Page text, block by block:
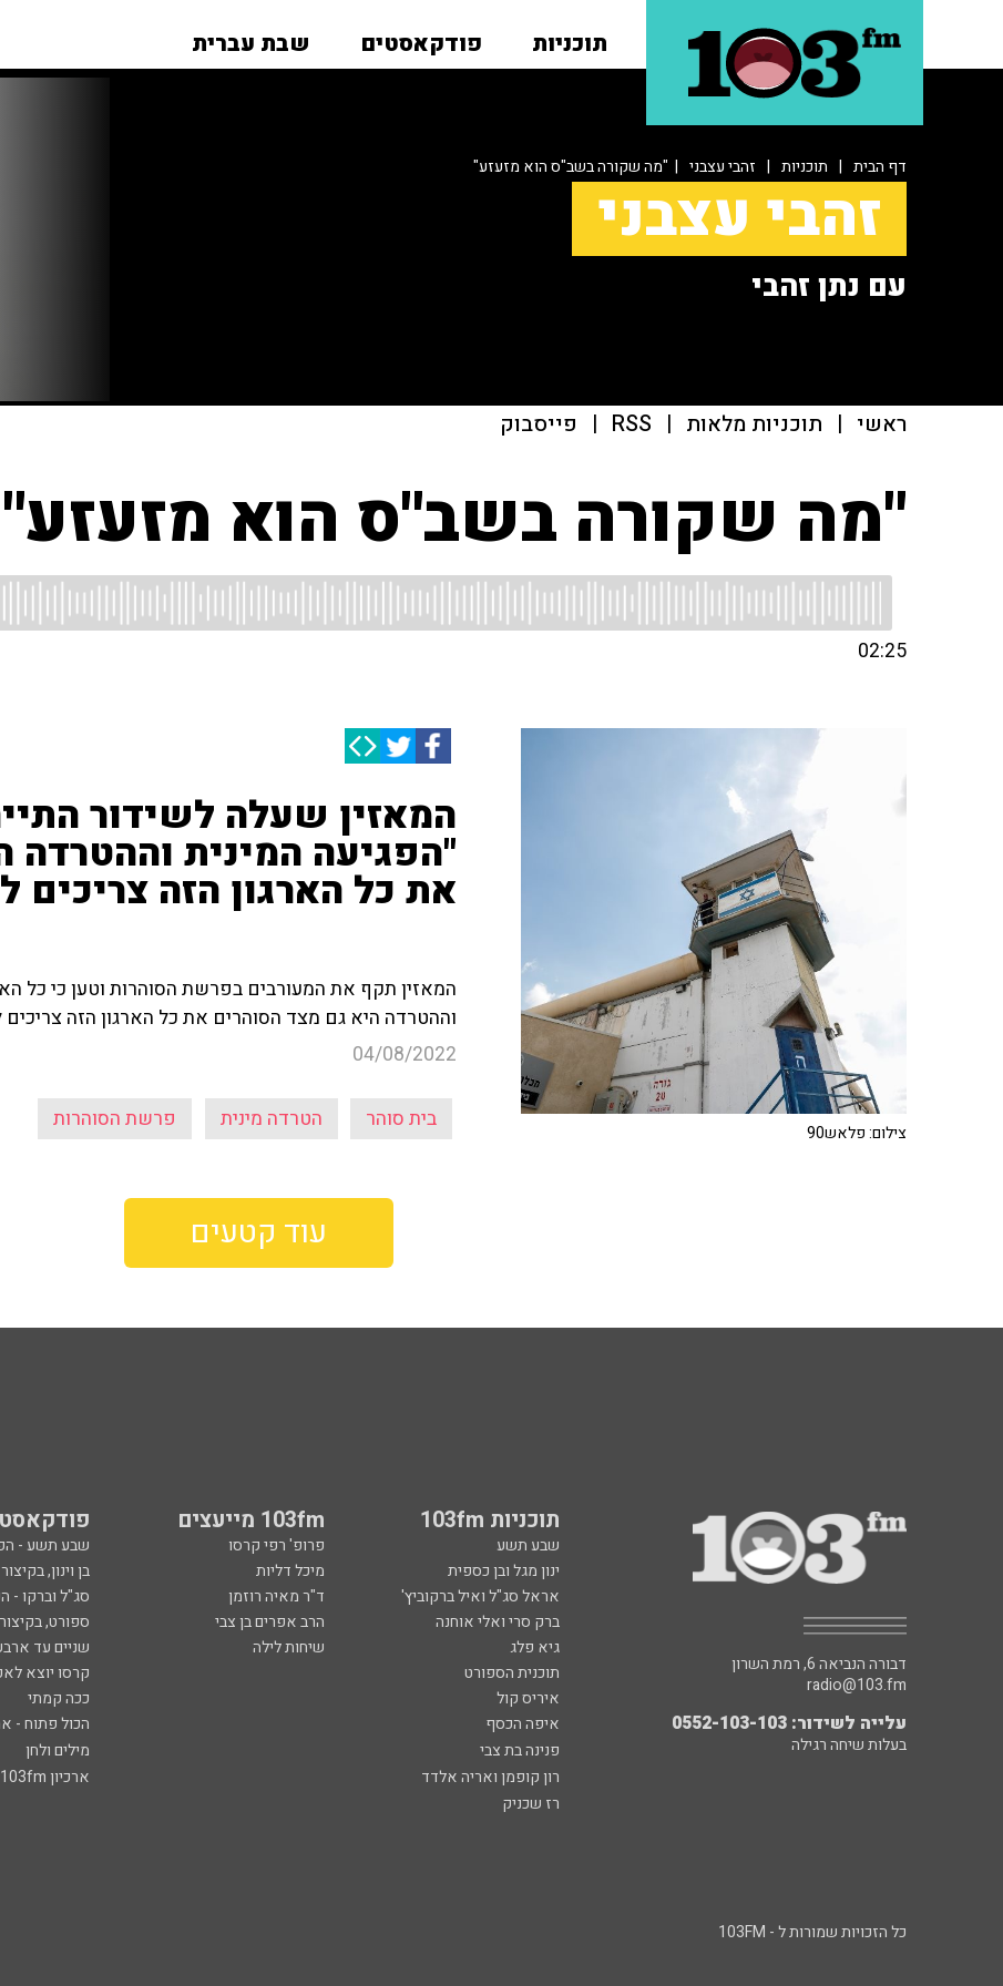
תוכניות פודקאסטים שבת עברית
דף הבית | תוכניות | זהבי עצבני | "מה שקורה בשב"ס הוא מזעזע"
זהבי עצבני
עם נתן זהבי
ראשי | תוכניות מלאות |
RSS
| פייסבוק
"מה שקורה בשב"ס הוא מזעזע"
02:25
המאזין שעלה לשידור
"הפגיעה המינית וההטרדה
את כל הארגון הזה צריכים
המאזין תקף את המעורבים בפרשת הסוהרות וטען כי כל
וההטרדה היא גם מצד הסוהרים את כל הארגון הזה צריכים
04/08/2022
בית סוהר הטרדה מינית פרשת הסוהרות
צילום: פלאש90
עוד קטעים
תוכניות 103fm 103fm מייעצים
שבע תשע פרופ' רפי קרסו שבע תשע -
ינון מגל ובן כספית
מיכל דליות בן וינון, בקיצור
אראל סג"ל ואיל ברקוביץ'
ד"ר מאיה רוזמן סג"ל וברקו -
ברק סרי ואלי אוחנה
הרב אפרים בן צבי ספורט, בקיצור
גיא פלג
שיחות לילה שניים עד
תוכנית הספורט
קרסו יוצא
איריס קול
ככה קמתי
איפה הכסף
הכול פתוח -
פנינה בת צבי
מילים ולחן
רון קופמן ואריה אלדד
ארכיון 103fm
רז שכניק
דבורה הנביאה 6, רמת השרון
radio@103.fm
עלייה לשידור: 0552-103-103
בעלות שיחה רגילה
כל הזכויות שמורות ל - 103FM